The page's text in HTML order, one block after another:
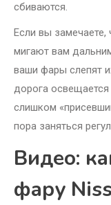
сбиваются.
Если вы
мигают вам
ваши фары слепят
дорога освещается
слишком
пора заняться
Видео:
фару